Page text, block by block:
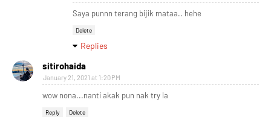
Saya punnn terang bijik mataa.. hehe
Delete
Replies
sitirohaida
January 21, 2021 at 1:20 PM
wow nona...nanti akak pun nak try la
Reply Delete